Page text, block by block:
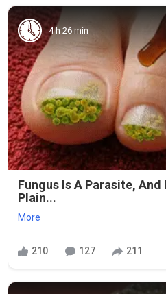
4 h 26 min
Fungus Is A Parasite,
Plain...
More
210 127 211